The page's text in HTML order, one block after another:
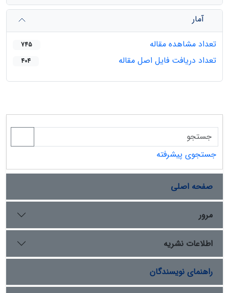
آمار
تعداد مشاهده مقاله
745
تعداد دریافت فایل اصل مقاله 404
جستجوی پیشرفته
صفحه اصلی
مرور
اطلاعات نشریه
راهنمای نویسندگان